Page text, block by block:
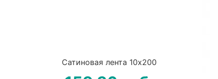
Сатиновая лента 10х200